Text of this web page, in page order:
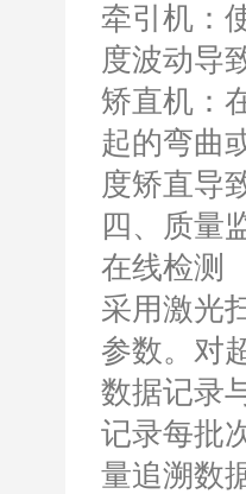
牵引机：
度波动导
矫直机：
起的弯曲
度矫直导
四、质量
在线检测
采用激光
参数。对
数据记录
记录每批
量追溯数